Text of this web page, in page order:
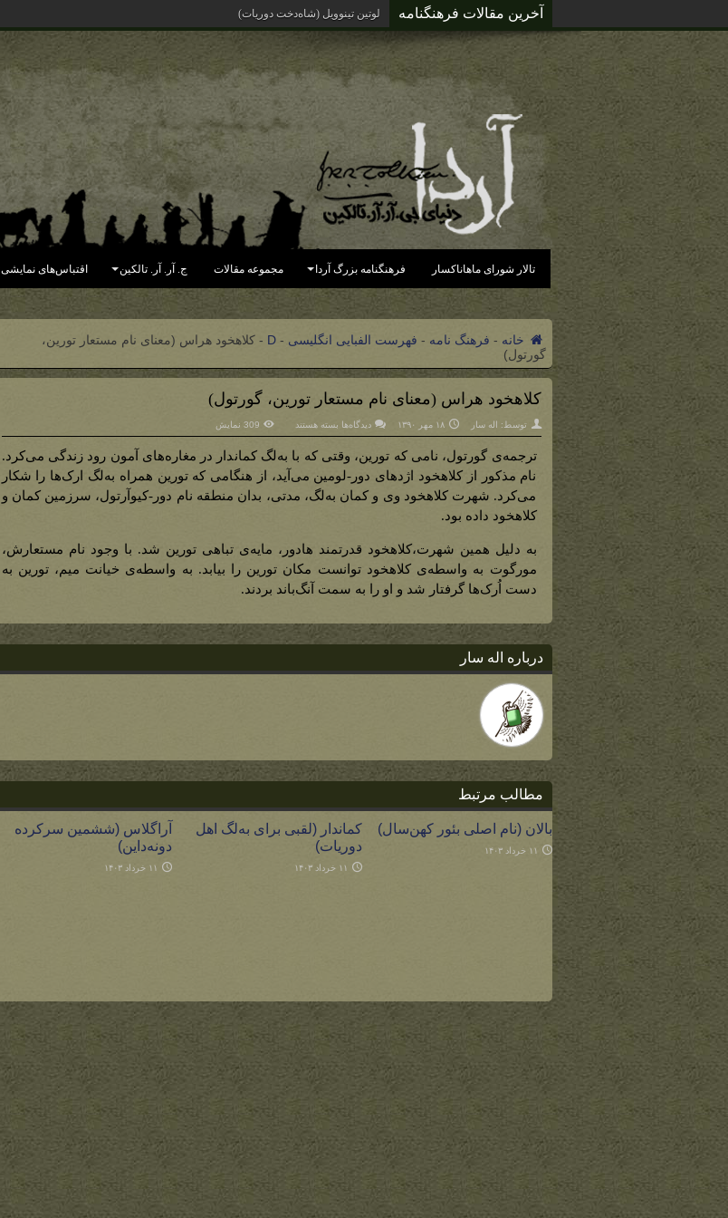
آخرین مقالات فرهنگنامه لوتین تینوویل (شاه‌دخت دوریات)
تالار شورای ماهاناکسار فرهنگنامه بزرگ آردا مجموعه مقالات ج. آر. آر. تالکین اقتباس‌های نمایشی
خانه - فرهنگ نامه - فهرست الفبایی انگلیسی -
D
- کلاهخود هراس (معنای نام مستعار تورین،
گورتول)
کلاهخود هراس (معنای نام مستعار تورین، گورتول)
توسط: اله سار ۱۸ مهر ۱۳۹۰ دیدگاه‌ها برای
(معنای
نام
تورین،
گورتول)
بسته هستند 309 نمایش
ترجمه‌ی گورتول، نامی که تورین، وقتی که با به‌لگ کماندار در مغاره‌های آمون رود زندگی می‌کرد.
نام مذکور از کلاهخود اژدهای دور-لومین می‌آید، از هنگامی که تورین همراه به‌لگ ارک‌ها را شکار
می‌کرد. شهرت کلاهخود وی و کمان به‌لگ، مدتی، بدان منطقه نام دور-کیوآرتول، سرزمین کمان و
کلاهخود داده بود.
به دلیل همین شهرت،کلاهخود قدرتمند هادور، مایه‌ی تباهی تورین شد. با وجود نام مستعارش،
مورگوت به واسطه‌ی کلاهخود توانست مکان تورین را بیابد. به واسطه‌ی خیانت میم، تورین به
دست اُرک‌ها گرفتار شد و او را به سمت آنگ‌باند بردند.
درباره اله سار
مطالب مرتبط
بالان (نام اصلی بئور کهن‌سال)
۱۱ خرداد ۱۴۰۳
کماندار (لقبی برای به‌لگ اهل
دوریات)
۱۱ خرداد ۱۴۰۳
آراگلاس (ششمین سرکرده
دونه‌داین)
۱۱ خرداد ۱۴۰۳